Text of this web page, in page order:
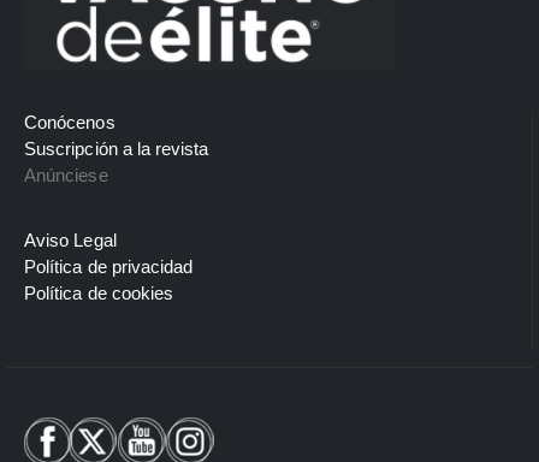
Conócenos
Suscripción a la revista
Anúnciese
Aviso Legal
Política de privacidad
Política de cookies